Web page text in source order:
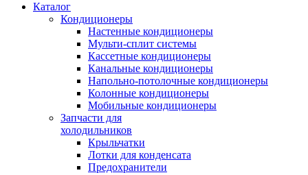
Каталог
Кондиционеры
Настенные кондиционеры
Мульти-сплит системы
Кассетные кондиционеры
Канальные кондиционеры
Напольно-потолочные кондиционеры
Колонные кондиционеры
Мобильные кондиционеры
Запчасти для
холодильников
Крыльчатки
Лотки для конденсата
Предохранители